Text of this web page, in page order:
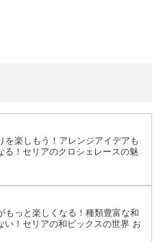
を楽しもう！アレンジアイデアも
る！セリアのクロシェレースの魅
もっと楽しくなる！種類豊富な和
い！セリアの和ピックスの世界 お